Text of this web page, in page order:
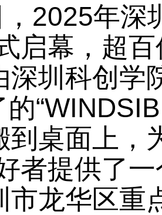
2025年深
启幕，超
深圳科创学
到桌面上，
者提供了
市龙华区重